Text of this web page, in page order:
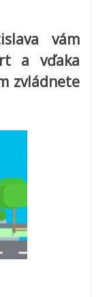
vám
a vďaka
zvládnete